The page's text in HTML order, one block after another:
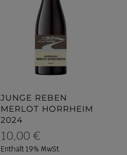
JUNGE REBEN
MERLOT HORRHEIM
2024
10,00€
Enthält 19% MwSt.